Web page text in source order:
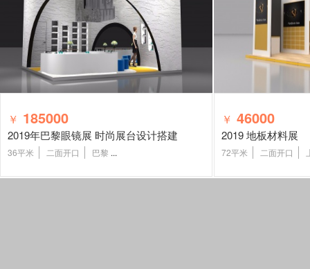
￥ 185000
2019年巴黎眼镜展 时尚展台设计搭建
36平米 二面开口 巴黎 ...
￥ 46000
2019 地板材料展
72平米 二面开口